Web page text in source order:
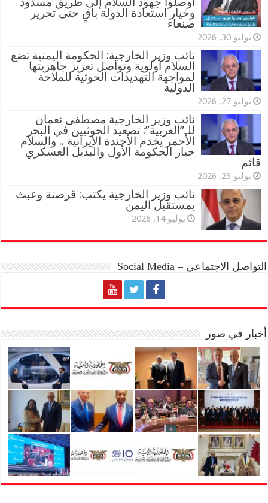
وخيار استعادة الدولة باقٍ حتى تحرير
صنعاء
يوليو 30, 2026
نائب وزير الخارجية: الحكومة اليمنية تضع
السلام أولوية وتواصل تعزيز جاهزيتها
لمواجهة التهديدات الحوثية للملاحة
الدولية
يوليو 27, 2026
نائب وزير الخارجية مصطفى نعمان
للـ”العربية”: تصعيد الحوثيين في البحر
الأحمر يخدم الأجندة الإيرانية .. والسلام
خيار الحكومة الأول والبديل العسكري
قائم
يوليو 23, 2026
نائب وزير الخارجية يكتب: قرصنة وعبث
بمستقبل اليمن
يوليو 14, 2026
التواصل الاجتماعي – Social Media
أخبار في صور